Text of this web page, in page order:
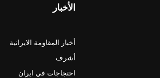
الأخبار
أخبار المقاومة الايرانية
أشرف
احتجاجات في ايران